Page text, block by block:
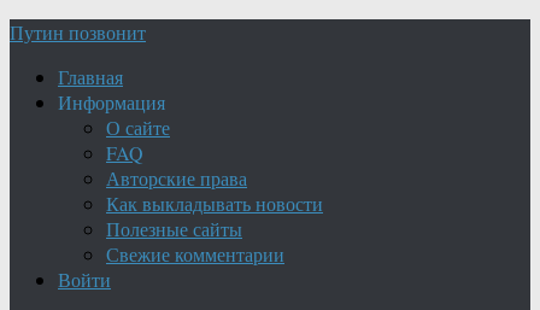
Путин позвонит
Главная
Информация
О сайте
FAQ
Авторские права
Как выкладывать новости
Полезные сайты
Свежие комментарии
Войти